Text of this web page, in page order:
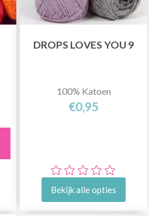
DROPS LOVES YOU 9
100% Katoen
€0,95
Bekijk alle opties